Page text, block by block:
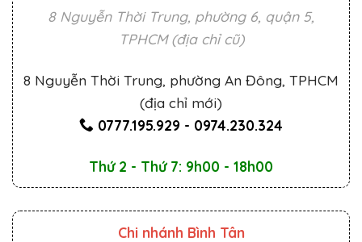
8 Nguyễn Thời Trung, phường 6, quận 5,
TPHCM (địa chỉ cũ)
8 Nguyễn Thời Trung, phường An Đông, TPHCM
(địa chỉ mới)
0777.195.929 - 0974.230.324
Thứ 2 - Thứ 7: 9h00 - 18h00
Chi nhánh Bình Tân